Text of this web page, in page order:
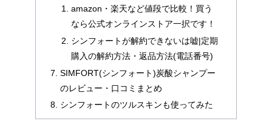
amazon・楽天など値段で比較！買う
なら公式オンラインストア一択です！
シンフォートが解約できないは嘘|定期
購入の解約方法・返品方法(電話番号)
SIMFORT(シンフォート)炭酸シャンプー
のレビュー・口コミまとめ
シンフォートのツルスキンも使ってみた